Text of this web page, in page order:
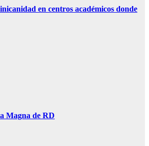
en centros académicos donde
Magna de RD